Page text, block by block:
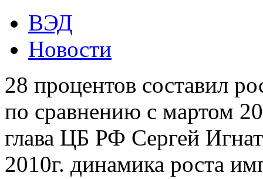
ВЭД
Новости
28 процентов составил
по сравнению с мартом
глава ЦБ РФ Сергей
2010г. динамика роста